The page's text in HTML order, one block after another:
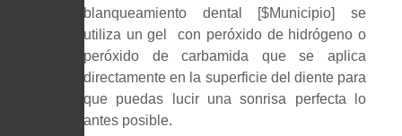
blanqueamiento dental [$Municipio] se
utiliza un gel con peróxido de hidrógeno o
peróxido de carbamida que se aplica
directamente en la superficie del diente para
que puedas lucir una sonrisa perfecta lo
antes posible.